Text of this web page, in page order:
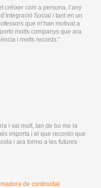
créixer com a persona, l’any
Social i tant en un
que m’han motivat a
molts companys que ara
i molts records."
i val molt, tan de bo me la
importa i el que recordo que
i ara formo a les futures
de continuïtat